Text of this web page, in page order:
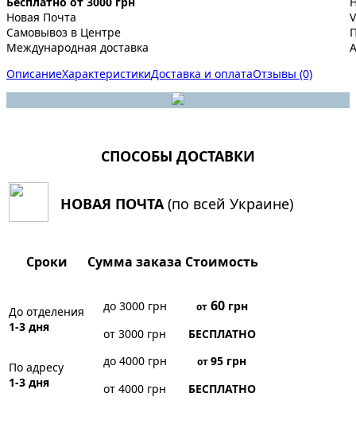
Новая Почта
Самовывоз в Центре
Международная доставка
ОписаниеХарактеристикиДоставка и оплатаОтзывы (0)
СПОСОБЫ ДОСТАВКИ
НОВАЯ ПОЧТА (по всей Украине)
Сроки Сумма заказа Стоимость
До отделения
1-3 дня
до 3000 грн от60грн
от 3000 грн
БЕСПЛАТНО
По адресу
1-3 дня
до 4000 грн от95 грн
от 4000 грн
БЕСПЛАТНО